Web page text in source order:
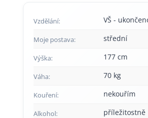
Vzdělání: VŠ -
Moje postava: střední
Výška: 177 cm
Váha: 70 kg
Kouření: nekouřím
Alkohol: příležitostně